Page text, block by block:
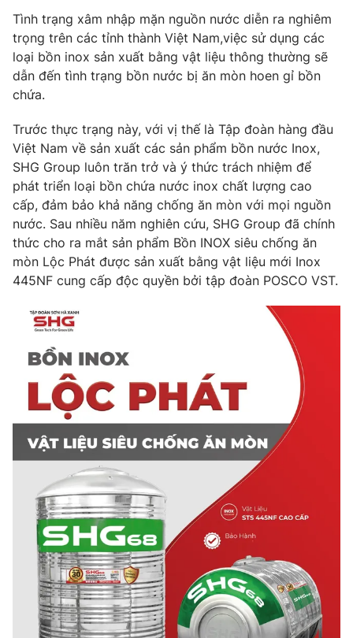
Emagazine Podcast
Photo Infographic
VTV Money VTV Thể thao
VTV Sức khoẻ Bất động sản
Thị trường 24h Tấm lòng Việt
VTV4 Vươn mình bằng AI
VTV9
Liên hệ tòa soạn English
THỜI BÁO VTV
Theo dõi báo trên
Cơ quan chủ quản:Đài Truyền hình Việt Nam
Cơ quan báo chí:Thời báo VTV
Giấy phép hoạt động báo in và báo điện tử số 483/GP-BTTTT
Tình trạng xâm nhập mặn nguồn nước diễn ra nghiêm
trọng trên các tỉnh thành Việt Nam,việc sử dụng các
loại bồn inox sản xuất bằng vật liệu thông thường sẽ
dẫn đến tình trạng bồn nước bị ăn mòn hoen gỉ bồn
chứa.
Trước thực trạng này, với vị thế là Tập đoàn hàng đầu
Việt Nam về sản xuất các sản phẩm bồn nước Inox,
SHG Group luôn trăn trở và ý thức trách nhiệm để
phát triển loại bồn chứa nước inox chất lượng cao
cấp, đảm bảo khả năng chống ăn mòn với mọi nguồn
nước. Sau nhiều năm nghiên cứu, SHG Group đã chính
thức cho ra mắt sản phẩm Bồn INOX siêu chống ăn
mòn Lộc Phát được sản xuất bằng vật liệu mới Inox
445NF cung cấp độc quyền bởi tập đoàn POSCO VST.